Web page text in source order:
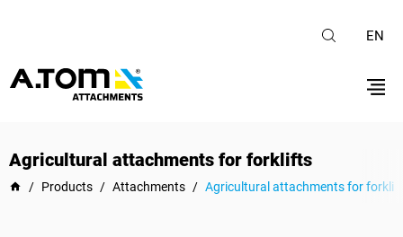
EN
Agricultural attachments for forklifts
/ Products / Attachments / Agricultural attachments for